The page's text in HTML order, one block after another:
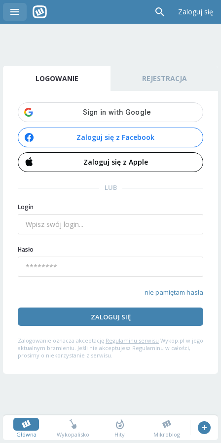
Zaloguj się
LOGOWANIE REJESTRACJA
Zaloguj się z Facebook
Zaloguj się z Apple
LUB
Login
Hasło
nie pamiętam hasła
ZALOGUJ SIĘ
Zalogowanie oznacza akceptację Regulaminu serwisu Wykop.pl w jego
aktualnym brzmieniu. Jeśli nie akceptujesz Regulaminu w całości,
prosimy o niekorzystanie z serwisu.
Główna Wykopalisko Hity Mikroblog